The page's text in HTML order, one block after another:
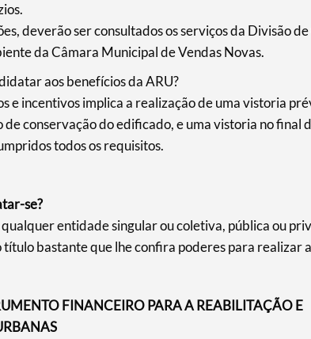
deverão ser consultados os serviços da Divisão
da Câmara Municipal de Vendas Novas.
aos benefícios da ARU?
e incentivos implica a realização de uma vistoria
conservação do edificado, e uma vistoria no final
todos os requisitos.
se?
entidade singular ou coletiva, pública ou
título bastante que lhe confira poderes para realizar
FINANCEIRO PARA A REABILITAÇÃO E